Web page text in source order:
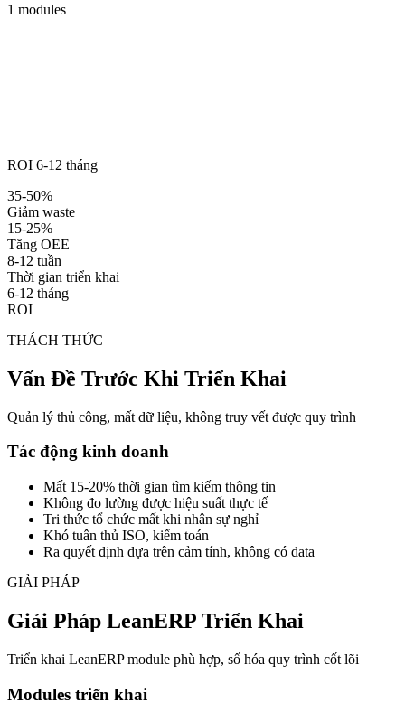
1 modules
ROI 6-12 tháng
35-50%
Giảm waste
15-25%
Tăng OEE
8-12 tuần
Thời gian triển khai
6-12 tháng
ROI
THÁCH THỨC
Vấn Đề Trước Khi Triển Khai
Quản lý thủ công, mất dữ liệu, không truy vết được quy trình
Tác động kinh doanh
Mất 15-20% thời gian tìm kiếm thông tin
Không đo lường được hiệu suất thực tế
Tri thức tổ chức mất khi nhân sự nghỉ
Khó tuân thủ ISO, kiểm toán
Ra quyết định dựa trên cảm tính, không có data
GIẢI PHÁP
Giải Pháp LeanERP Triển Khai
Triển khai LeanERP module phù hợp, số hóa quy trình cốt lõi
Modules triển khai